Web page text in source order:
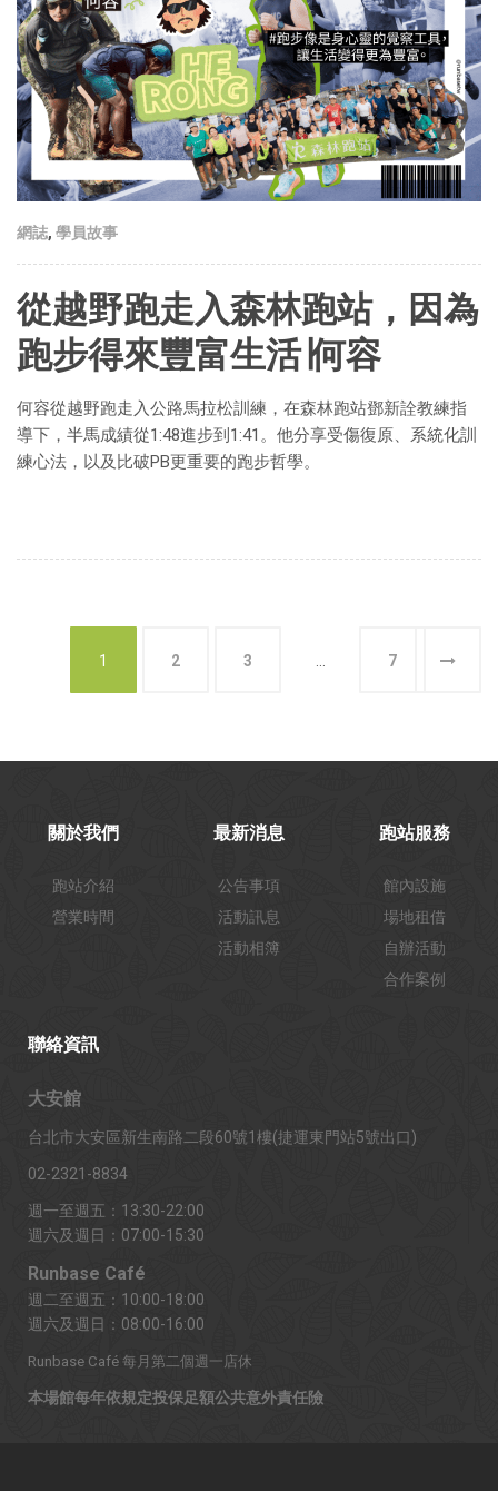
網誌, 學員故事
從越野跑走入森林跑站，因為
跑步得來豐富生活∣何容
何容從越野跑走入公路馬拉松訓練，在森林跑站鄧新詮教練指
導下，半馬成績從1:48進步到1:41。他分享受傷復原、系統化訓
練心法，以及比破PB更重要的跑步哲學。
1 2 3 7
關於我們
跑站介紹
營業時間
最新消息
公告事項
活動訊息
活動相簿
跑站服務
館內設施
場地租借
自辦活動
合作案例
聯絡資訊
大安館
台北市大安區新生南路二段60號1樓(捷運東門站5號出口)
02-2321-8834
週一至週五：13:30-22:00
週六及週日：07:00-15:30
Runbase Café
週二至週五：10:00-18:00
週六及週日：08:00-16:00
Runbase Café 每月第二個週一店休
本場館每年依規定投保足額公共意外責任險